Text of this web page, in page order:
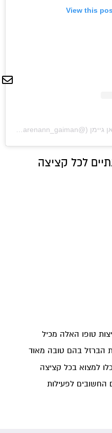
View this
לכל קציצה
טופו האלה מכיל
הברזל בהם טובה מאוד
למצוא בכל קציצה
החשובים לפעילות